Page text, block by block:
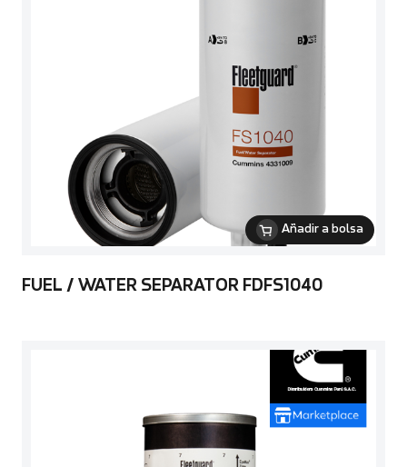
Añadir a bolsa
FUEL / WATER SEPARATOR FDFS1040